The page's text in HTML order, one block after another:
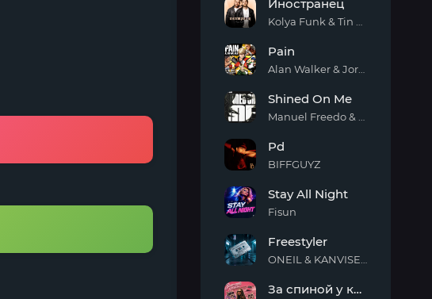
with
Me
Иностранец
Pain
On
Me
Shined On Me
Pd
BIFFGUYZ
All
Night
Stay All Night
Fisun
Freestyler
За спиной у кисы